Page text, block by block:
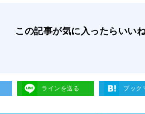
この記事が気に入ったらいい
ラインを送る ブック